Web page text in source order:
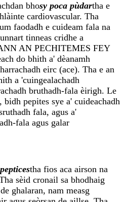
bhosy poca pùdartha e
cardiovascular. Tha
faodadh e cuideam fala na
tinneas cridhe a
AN PECHITEMES FEY
do bhith a' dèanamh
eirc (ace). Tha e an
a 'cuingealachadh
bruthadh-fala èirigh. Le
pepites sye a' cuideachadh
fala, agus a'
fala agus galar
tha fios aca airson na
sèid cronail sa bhodhaig
ghalaran, nam measg